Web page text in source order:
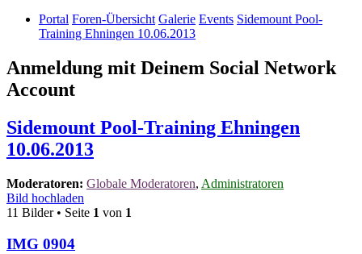
Portal Foren-Übersicht Galerie Events Sidemount Pool-
Training Ehningen 10.06.2013
Anmeldung mit Deinem Social Network
Account
Sidemount Pool-Training Ehningen
10.06.2013
Moderatoren: Globale Moderatoren, Administratoren
Bild hochladen
11 Bilder • Seite 1 von 1
IMG 0904